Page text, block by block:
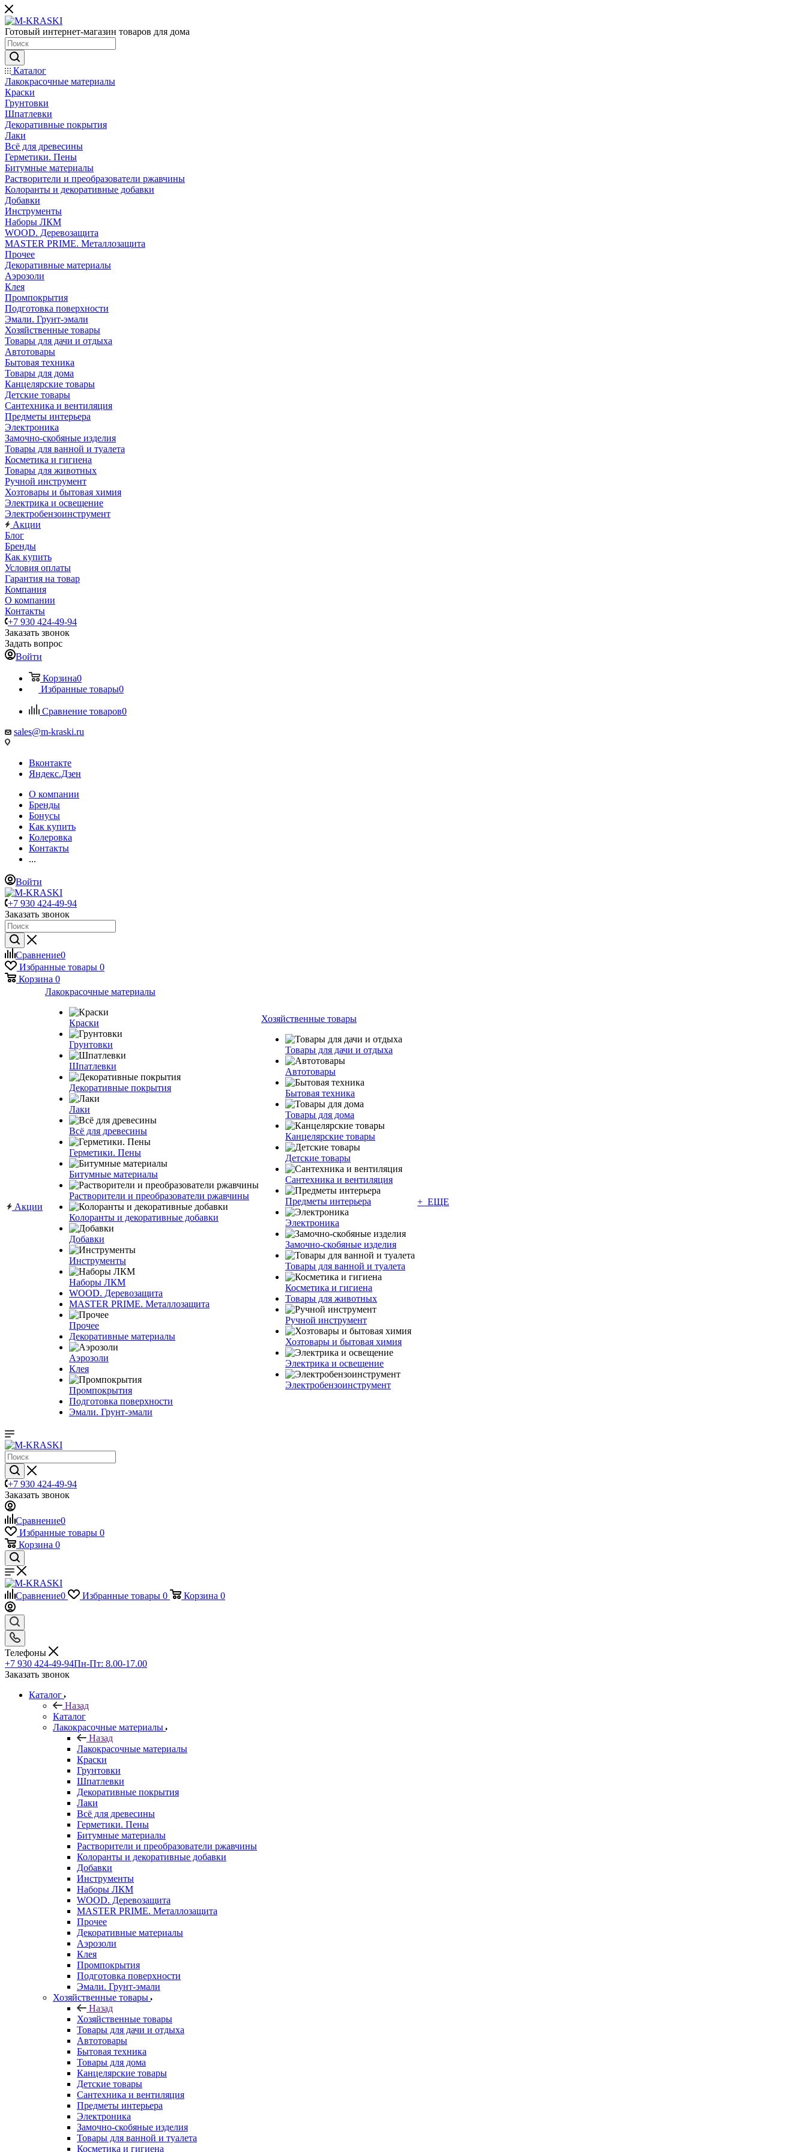
Готовый интернет-магазин товаров для дома
Каталог
Лакокрасочные материалы
Краски
Грунтовки
Шпатлевки
Декоративные покрытия
Лаки
Всё для древесины
Герметики. Пены
Битумные материалы
Растворители и преобразователи ржавчины
Колоранты и декоративные добавки
Добавки
Инструменты
Наборы ЛКМ
WOOD. Деревозащита
MASTER PRIME. Металлозащита
Прочее
Декоративные материалы
Аэрозоли
Клея
Промпокрытия
Подготовка поверхности
Эмали. Грунт-эмали
Хозяйственные товары
Товары для дачи и отдыха
Автотовары
Бытовая техника
Товары для дома
Канцелярские товары
Детские товары
Сантехника и вентиляция
Предметы интерьера
Электроника
Замочно-скобяные изделия
Товары для ванной и туалета
Косметика и гигиена
Товары для животных
Ручной инструмент
Хозтовары и бытовая химия
Электрика и освещение
Электробензоинструмент
Акции
Блог
Бренды
Как купить
Условия оплаты
Гарантия на товар
Компания
О компании
Контакты
+7 930 424-49-94
Заказать звонок
Задать вопрос
Войти
Корзина0
Избранные товары0
Сравнение товаров0
sales@m-kraski.ru
Вконтакте
Яндекс.Дзен
О компании
Бренды
Бонусы
Как купить
Колеровка
Контакты
...
Войти
+7 930 424-49-94
Заказать звонок
Сравнение0
Избранные товары 0
Корзина 0
Акции
Лакокрасочные материалы
Краски
Грунтовки
Шпатлевки
Декоративные покрытия
Лаки
Всё для древесины
Герметики. Пены
Битумные материалы
Растворители и преобразователи ржавчины
Колоранты и декоративные добавки
Добавки
Инструменты
Наборы ЛКМ
WOOD. Деревозащита
MASTER PRIME. Металлозащита
Прочее
Декоративные материалы
Аэрозоли
Клея
Промпокрытия
Подготовка поверхности
Эмали. Грунт-эмали
Хозяйственные товары
Товары для дачи и отдыха
Автотовары
Бытовая техника
Товары для дома
Канцелярские товары
Детские товары
Сантехника и вентиляция
Предметы интерьера
Электроника
Замочно-скобяные изделия
Товары для ванной и туалета
Косметика и гигиена
Товары для животных
Ручной инструмент
Хозтовары и бытовая химия
Электрика и освещение
Электробензоинструмент
+ ЕЩЕ
+7 930 424-49-94
Заказать звонок
Сравнение0
Избранные товары 0
Корзина 0
Сравнение0 Избранные товары 0 Корзина 0
Телефоны
+7 930 424-49-94Пн-Пт: 8.00-17.00
Заказать звонок
Каталог
Назад
Каталог
Лакокрасочные материалы
Назад
Лакокрасочные материалы
Краски
Грунтовки
Шпатлевки
Декоративные покрытия
Лаки
Всё для древесины
Герметики. Пены
Битумные материалы
Растворители и преобразователи ржавчины
Колоранты и декоративные добавки
Добавки
Инструменты
Наборы ЛКМ
WOOD. Деревозащита
MASTER PRIME. Металлозащита
Прочее
Декоративные материалы
Аэрозоли
Клея
Промпокрытия
Подготовка поверхности
Эмали. Грунт-эмали
Хозяйственные товары
Назад
Хозяйственные товары
Товары для дачи и отдыха
Автотовары
Бытовая техника
Товары для дома
Канцелярские товары
Детские товары
Сантехника и вентиляция
Предметы интерьера
Электроника
Замочно-скобяные изделия
Товары для ванной и туалета
Косметика и гигиена